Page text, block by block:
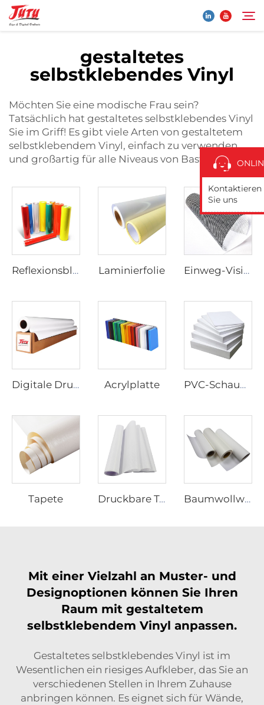
Startseite
Produkte
Über Uns
Nachrichten
Kontaktieren Sie Uns
Suche
Kontaktieren
Sie uns
gestaltetes
selbstklebendes Vinyl
Möchten Sie eine modische Frau sein?
Tatsächlich hat gestaltetes selbstklebendes Vinyl
Sie im Griff! Es gibt viele Arten von gestaltetem
selbstklebendem Vinyl, einfach zu verwenden
und großartig für alle Niveaus von Bastlern.
Reflexionsblatt Laminierfolie Einweg-Visionfilm
Digitale Druckerei Vinyl Acrylplatte PVC-Schaumbild
Tapete Druckbare Textilien Baumwollwolle
Mit einer Vielzahl an Muster- und
Designoptionen können Sie Ihren
Raum mit gestaltetem
selbstklebendem Vinyl anpassen.
Gestaltetes selbstklebendes Vinyl ist im
Wesentlichen ein riesiges Aufkleber, das Sie an
verschiedenen Stellen in Ihrem Zuhause
anbringen können. Es eignet sich für Wände,